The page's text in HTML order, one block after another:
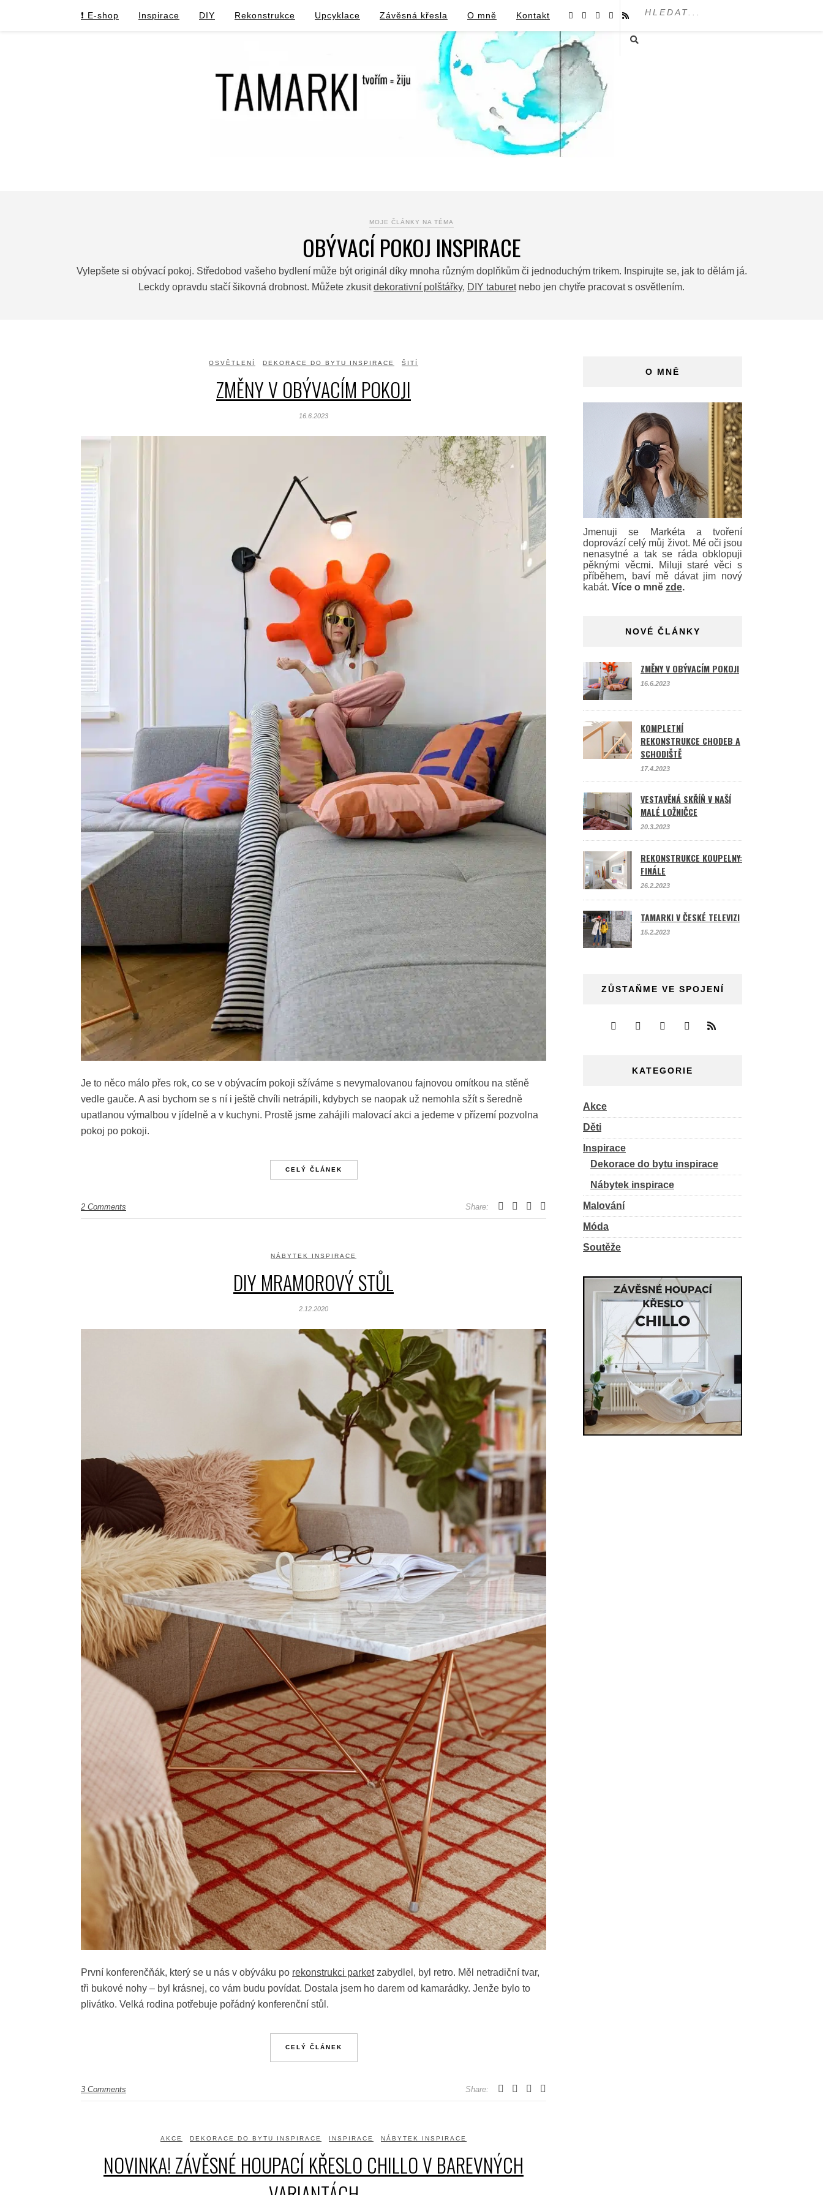
❗ E-shop Inspirace DIY Rekonstrukce Upcyklace Závěsná křesla O mně Kontakt
MOJE ČLÁNKY NA TÉMA
OBÝVACÍ POKOJ INSPIRACE
Vylepšete si obývací pokoj. Středobod vašeho bydlení může být originál díky mnoha různým doplňkům či jednoduchým trikem. Inspirujte se, jak to dělám já.
Leckdy opravdu stačí šikovná drobnost. Můžete zkusitdekorativní polštářky, DIY taburetnebo jen chytře pracovat s osvětlením.
OSVĚTLENÍ DEKORACE DO BYTU INSPIRACE ŠITÍ
ZMĚNY V OBÝVACÍM POKOJI
16.6.2023
Je to něco málo přes rok, co se v obývacím pokoji sžíváme s nevymalovanou fajnovou omítkou na stěně
vedle gauče. A asi bychom se s ní i ještě chvíli netrápili, kdybych se naopak už nemohla sžít s šeredně
upatlanou výmalbou v jídelně a v kuchyni. Prostě jsme zahájili malovací akci a jedeme v přízemí pozvolna
pokoj po pokoji.
CELÝ ČLÁNEK
2 Comments Share:
NÁBYTEK INSPIRACE
DIY MRAMOROVÝ STŮL
2.12.2020
První konferenčňák, který se u nás v obýváku po rekonstrukci parketzabydlel, byl retro. Měl netradiční tvar,
tři bukové nohy – byl krásnej, co vám budu povídat. Dostala jsem ho darem od kamarádky. Jenže bylo to
plivátko. Velká rodina potřebuje pořádný konferenční stůl.
CELÝ ČLÁNEK
3 Comments Share:
AKCE DEKORACE DO BYTU INSPIRACE INSPIRACE NÁBYTEK INSPIRACE
NOVINKA! ZÁVĚSNÉ HOUPACÍ KŘESLO CHILLO V BAREVNÝCH
O MNĚ
Jmenuji se Markéta a tvoření
doprovází celý můj život. Mé oči jsou
nenasytné a tak se ráda obklopuji
pěknými věcmi. Miluji staré věci s
příběhem, baví mě dávat jim nový
kabát. Více o mně zde.
NOVÉ ČLÁNKY
ZMĚNY V OBÝVACÍM POKOJI
16.6.2023
KOMPLETNÍ
REKONSTRUKCE CHODEB A
SCHODIŠTĚ
17.4.2023
VESTAVĚNÁ SKŘÍŇ V NAŠÍ
MALÉ LOŽNIČCE
20.3.2023
REKONSTRUKCE KOUPELNY:
FINÁLE
26.2.2023
TAMARKI V ČESKÉ TELEVIZI
15.2.2023
ZŮSTAŇME VE SPOJENÍ
KATEGORIE
Akce
Děti
Inspirace
Dekorace do bytu inspirace
Nábytek inspirace
Malování
Móda
Soutěže